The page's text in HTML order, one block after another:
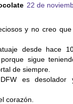
22 de
y no creo
desde hace
sigue
de siempre.
es desolador
corazón.